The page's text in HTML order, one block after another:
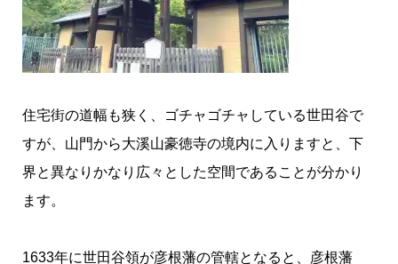
住宅街の道幅も狭く、ゴチャゴチャしている世田谷で
すが、山門から大溪山豪徳寺の境内に入りますと、下
界と異なりかなり広々とした空間であることが分かり
ます。
1633年に世田谷領が彦根藩の管轄となると、彦根藩